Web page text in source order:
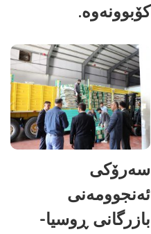
کۆبوونەوە.
سەرۆکی
ئەنجوومەنی
بازرگانی ڕوسیا-